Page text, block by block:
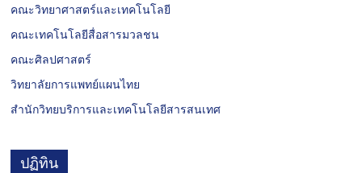
คณะวิทยาศาสตร์และเทคโนโลยี
คณะเทคโนโลยีสื่อสารมวลชน
คณะศิลปศาสตร์
วิทยาลัยการแพทย์แผนไทย
สำนักวิทยบริการและเทคโนโลยีสารสนเทศ
ปฏิทิน